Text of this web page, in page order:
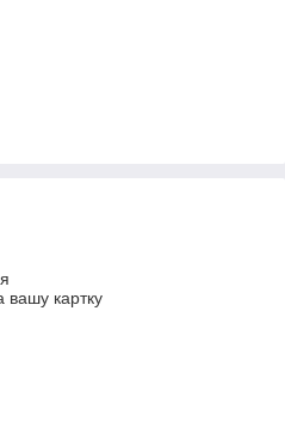
вашу картку